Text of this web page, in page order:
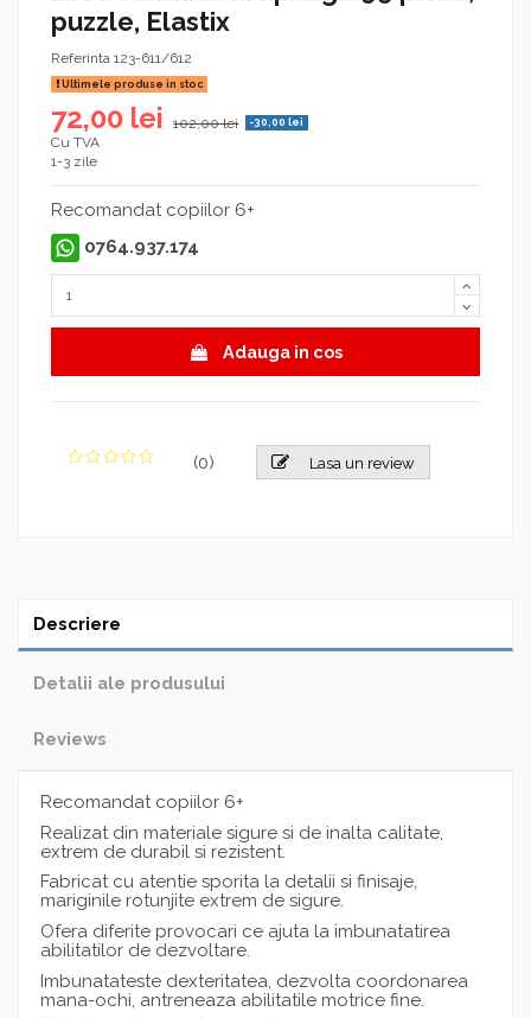
puzzle, Elastix
Referinta 123-611/612
Ultimele produse in stoc
72,00 lei 102,00 lei -30,00 lei
Cu TVA
1-3 zile
Recomandat copiilor 6+
0764.937.174
Adauga in cos
(0) Lasa un review
Descriere
Detalii ale produsului
Reviews
Recomandat copiilor 6+
Realizat din materiale sigure si de inalta calitate,
extrem de durabil si rezistent.
Fabricat cu atentie sporita la detalii si finisaje,
mariginile rotunjite extrem de sigure.
Ofera diferite provocari ce ajuta la imbunatatirea
abilitatilor de dezvoltare.
Imbunatateste dexteritatea, dezvolta coordonarea
mana-ochi, antreneaza abilitatile motrice fine.